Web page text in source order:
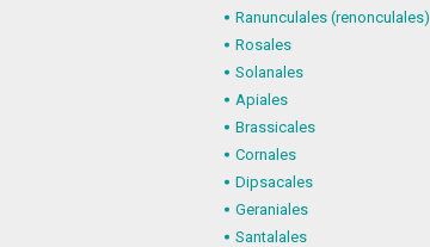
Ranunculales (renonculales)
Rosales
Solanales
Apiales
Brassicales
Cornales
Dipsacales
Geraniales
Santalales